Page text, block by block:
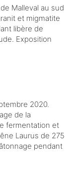
Malleval au sud
et migmatite
libère de
Exposition
2020.
de la
fermentation et
Laurus de 275
pendant